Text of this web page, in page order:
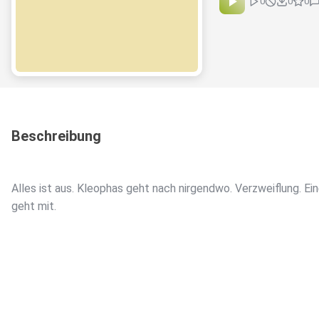
Beschreibung
Alles ist aus. Kleophas geht nach nirgendwo. Verzweiflung.
geht mit.